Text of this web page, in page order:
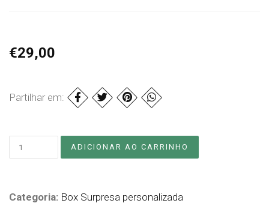
€29,00
Partilhar em:
Categoria: Box Surpresa personalizada